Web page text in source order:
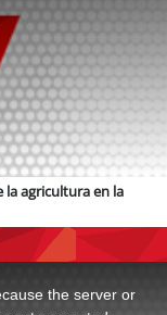
la agricultura en la
the server or